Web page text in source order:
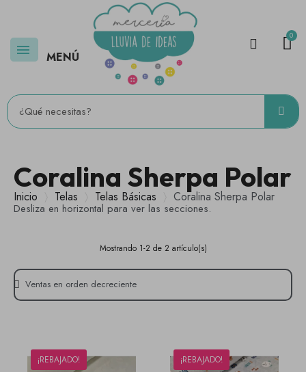
MENÚ
Coralina Sherpa Polar
Inicio Telas Telas Básicas Coralina Sherpa Polar
Desliza en horizontal para ver las secciones.
Mostrando 1-2 de 2 artículo(s)
¡REBAJADO! ¡REBAJADO!